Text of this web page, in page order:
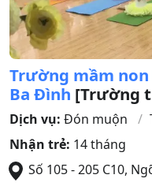
Trường mầm non
Ba Đình [Trường
Dịch vụ: Đón muộn
Nhận trẻ: 14 tháng
Số 105 - 205 C10,